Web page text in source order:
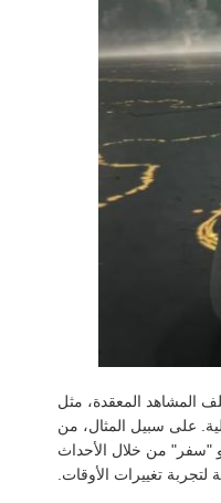
المشاهد المعقدة، مثل
على سبيل المثال، من
"سفر" من خلال الأحداث
لتجربة تغييرات الأوقات.